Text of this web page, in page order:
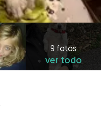
9 fotos
ver todo